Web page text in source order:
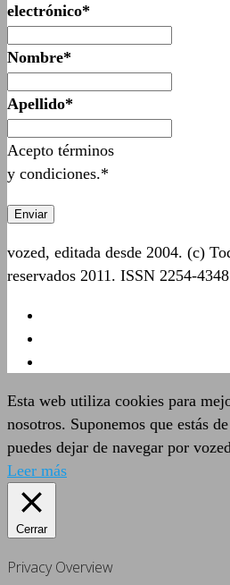
electrónico*
Nombre*
Apellido*
Acepto términos
y condiciones.*
vozed, editada desde 2004. (c)
reservados 2011. ISSN 2254-4348
Esta web utiliza cookies para
nosotros. Suponemos que estás
puedes dejar de navegar por
Leer más
Cerrar
Privacy Overview